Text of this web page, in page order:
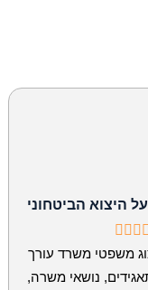
היצוא הביטחוני
משפטי משרד עורך
נושאי משרה,